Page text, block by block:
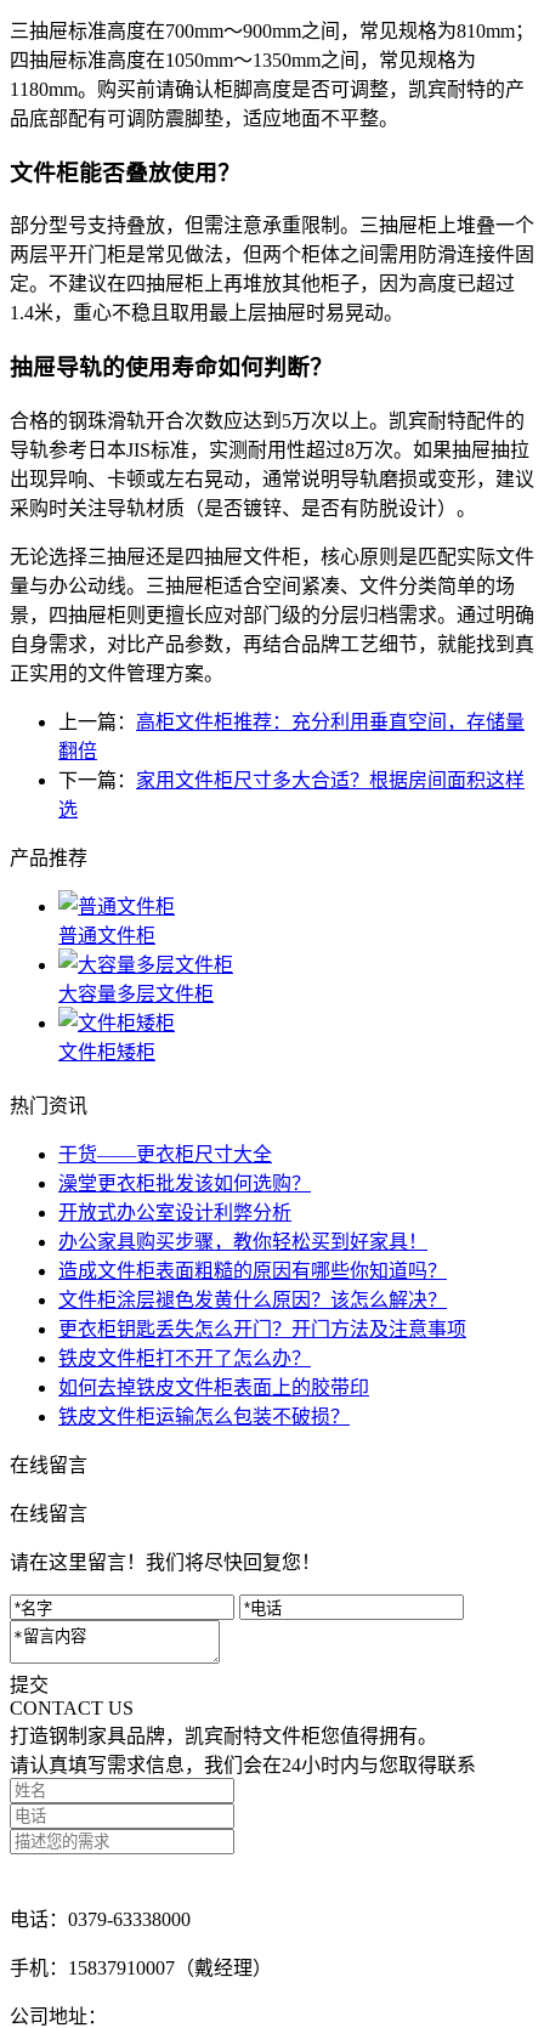
三抽屉标准高度在700mm～900mm之间，常见规格为810mm；
四抽屉标准高度在1050mm～1350mm之间，常见规格为
1180mm。购买前请确认柜脚高度是否可调整，凯宾耐特的产
品底部配有可调防震脚垫，适应地面不平整。
文件柜能否叠放使用？
部分型号支持叠放，但需注意承重限制。三抽屉柜上堆叠一个
两层平开门柜是常见做法，但两个柜体之间需用防滑连接件固
定。不建议在四抽屉柜上再堆放其他柜子，因为高度已超过
1.4米，重心不稳且取用最上层抽屉时易晃动。
抽屉导轨的使用寿命如何判断？
合格的钢珠滑轨开合次数应达到5万次以上。凯宾耐特配件的
导轨参考日本JIS标准，实测耐用性超过8万次。如果抽屉抽拉
出现异响、卡顿或左右晃动，通常说明导轨磨损或变形，建议
采购时关注导轨材质（是否镀锌、是否有防脱设计）。
无论选择三抽屉还是四抽屉文件柜，核心原则是匹配实际文件
量与办公动线。三抽屉柜适合空间紧凑、文件分类简单的场
景，四抽屉柜则更擅长应对部门级的分层归档需求。通过明确
自身需求，对比产品参数，再结合品牌工艺细节，就能找到真
正实用的文件管理方案。
上一篇： 高柜文件柜推荐：充分利用垂直空间，存储量
翻倍
下一篇： 家用文件柜尺寸多大合适？根据房间面积这样
选
产品推荐
普通文件柜
大容量多层文件柜
文件柜矮柜
热门资讯
干货——更衣柜尺寸大全
澡堂更衣柜批发该如何选购？
开放式办公室设计利弊分析
办公家具购买步骤，教你轻松买到好家具！
造成文件柜表面粗糙的原因有哪些你知道吗？
文件柜涂层褪色发黄什么原因？该怎么解决？
更衣柜钥匙丢失怎么开门？开门方法及注意事项
铁皮文件柜打不开了怎么办？
如何去掉铁皮文件柜表面上的胶带印
铁皮文件柜运输怎么包装不破损？
在线留言
在线留言
请在这里留言！我们将尽快回复您！
提交
CONTACT US
打造钢制家具品牌，凯宾耐特文件柜您值得拥有。
请认真填写需求信息，我们会在24小时内与您取得联系
电话：0379-63338000
手机：15837910007（戴经理）
公司地址：